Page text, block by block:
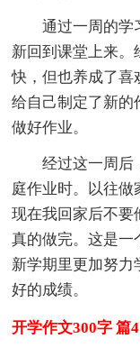
通过一周的学
新回到课堂上来。
快，但也养成了喜
给自己制定了新的
做好作业。
经过这一周后
庭作业时。以往做
现在我回家后不要
真的做完。这是一
新学期里更加努力
好的成绩。
开学作文300字 篇4